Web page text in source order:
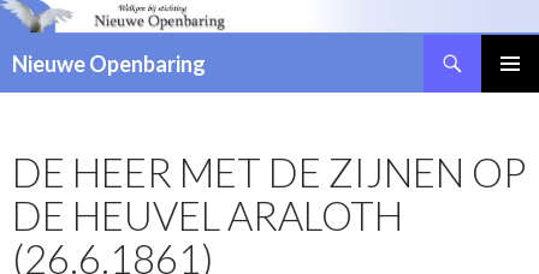
Nieuwe Openbaring
SPRINGEN
DE HEER MET DE ZIJNEN OP
DE HEUVEL ARALOTH
(26.6.1861)